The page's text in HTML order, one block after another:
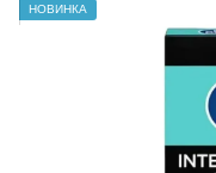
НОВИНКА